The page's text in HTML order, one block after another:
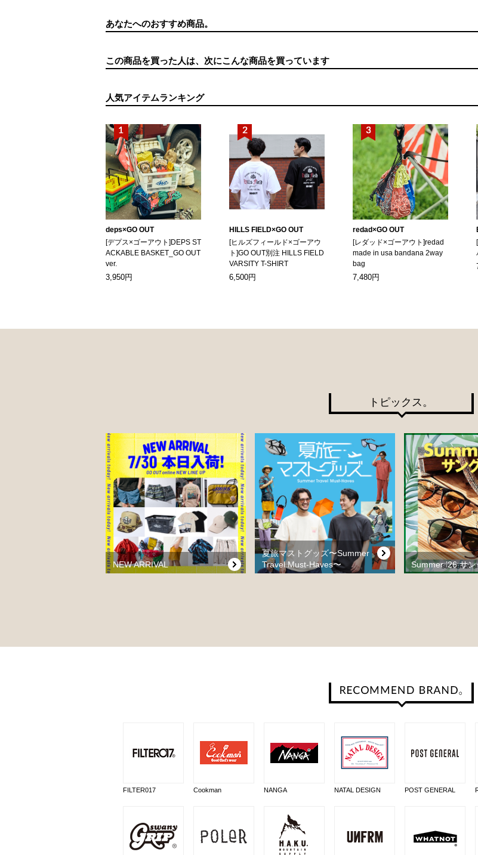
あなたへのおすすめ商品。
この商品を買った人は、次にこんな商品を買っています
人気アイテムランキング
deps×GO OUT
[デプス×ゴーアウト]DEPS ST
ACKABLE BASKET_GO OUT
ver.
3,950円
HILLS FIELD×GO OUT
[ヒルズフィールド×ゴーアウ
ト]GO OUT別注 HILLS FIELD
VARSITY T-SHIRT
6,500円
redad×GO OUT
[レダッド×ゴーアウト]redad
made in usa bandana 2way
bag
7,480円
トピックス。
NEW ARRIVAL
夏旅マストグッズ〜Summer
Travel Must-Haves〜
Summer ’26 サ
FILTER017 Cookman NANGA NATAL DESIGN POST GENERAL